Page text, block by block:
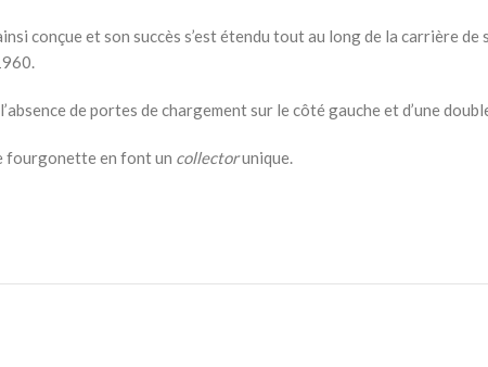
conçue et son succès s’est étendu tout au long de la carrière
de portes de chargement sur le côté gauche et d’une
fourgonette en font un collectorunique.